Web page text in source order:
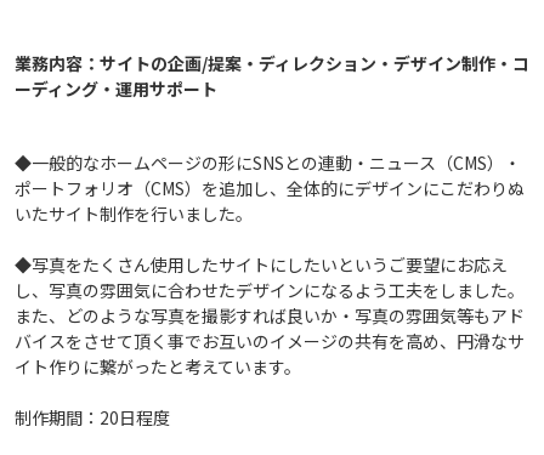
業務内容：サイトの企画/提案・ディレクション・デザイン制作・コ
◆一般的なホームページの形にSNSとの連動・ニュース（CMS）・
ポートフォリオ（CMS）を追加し、全体的にデザインにこだわりぬ
いたサイト制作を行いました。
◆写真をたくさん使用したサイトにしたいというご要望にお応え
し、写真の雰囲気に合わせたデザインになるよう工夫をしました。
また、どのような写真を撮影すれば良いか・写真の雰囲気等もアド
バイスをさせて頂く事でお互いのイメージの共有を高め、円滑なサ
イト作りに繋がったと考えています。
制作期間：20日程度